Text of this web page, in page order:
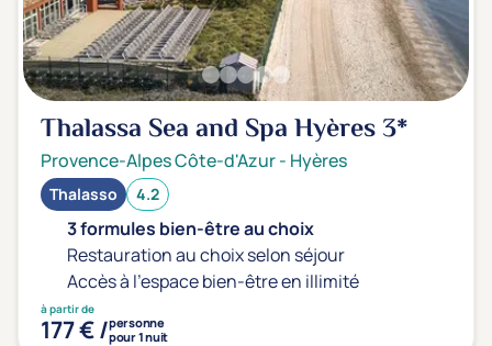
Thalassa Sea and Spa Hyères3*
Provence-Alpes Côte-d'Azur- Hyères
Thalasso 4.2
3 formules bien-être au choix
Restauration au choix selon séjour
Accès à l'espace bien-être en illimité
à partir de
177 € /personne
pour 1 nuit